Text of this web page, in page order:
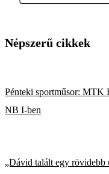
Népszerű cikkek
Pénteki sportműsor: MTK
NB I-ben
„Dávid talált egy rövidebb